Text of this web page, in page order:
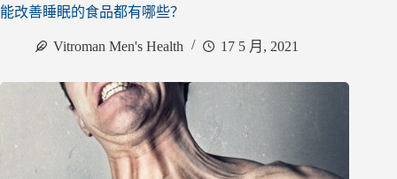
能改善睡眠的食品都有哪些？
Vitroman Men's Health 17 5 月, 2021